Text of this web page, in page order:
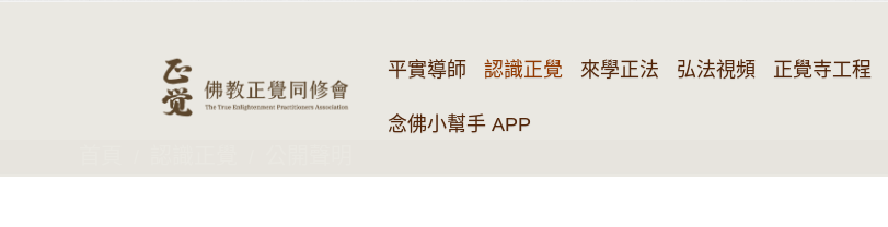
平實導師 認識正覺 來學正法 弘法視頻 正覺寺工程
念佛小幫手 APP